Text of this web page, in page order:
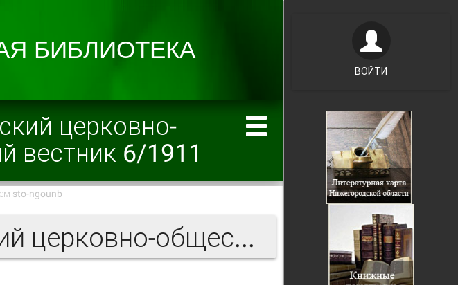
церковно-
вестник 6/1911
sto-ngounb
Нижегородский церковно-общественный вестник 1911 г.
ВОЙТИ